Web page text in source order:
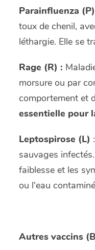
Parainfluenza (P)
toux de chenil,
léthargie. Elle se
Rage (R) :
morsure ou par
comportement et
essentielle pour
Leptospirose (L)
sauvages
faiblesse et les
ou l'eau
Autres vaccins